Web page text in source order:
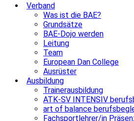
Verband
Was ist die BAE?
Grundsätze
BAE-Dojo werden
Leitung
Team
European Dan College
Ausrüster
Ausbildung
Trainerausbildung
ATK-SV INTENSIV
art of balance
Fachsportlehrer/in